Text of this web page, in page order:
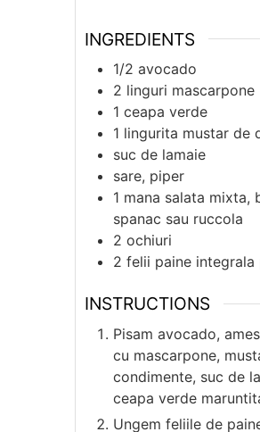
INGREDIENTS
1/2 avocado
2 linguri mascarpone
1 ceapa verde
1 lingurita mustar de
suc de lamaie
sare, piper
1 mana salata mixta,
spanac sau ruccola
2 ochiuri
2 felii paine integrala
INSTRUCTIONS
Pisam avocado,
cu mascarpone,
condimente, suc de
ceapa verde
Ungem feliile de